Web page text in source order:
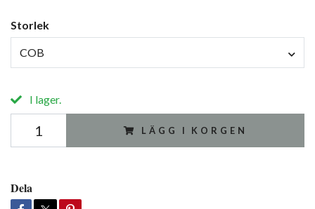
Storlek
COB
I lager.
LÄGG I KORGEN
Dela